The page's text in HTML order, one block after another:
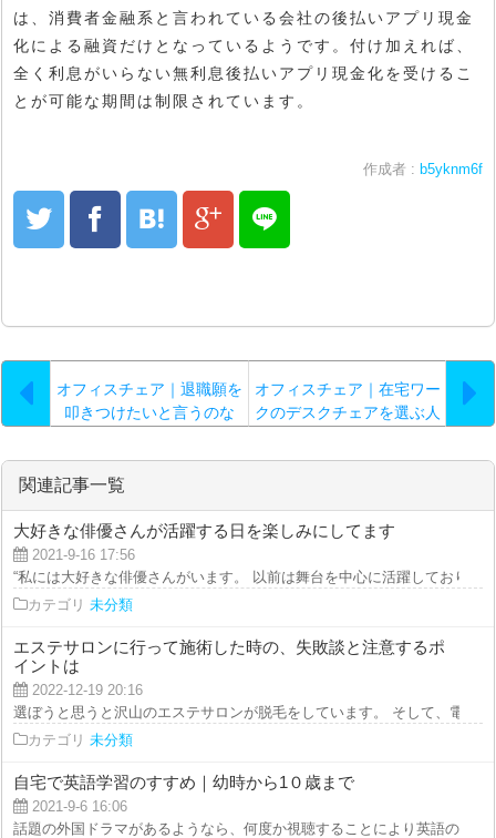
は、消費者金融系と言われている会社の後払いアプリ現金
化による融資だけとなっているようです。付け加えれば、
全く利息がいらない無利息後払いアプリ現金化を受けるこ
とが可能な期間は制限されています。
作成者 : b5yknm6f
オフィスチェア｜退職願を
叩きつけたいと言うのな
オフィスチェア｜在宅ワー
クのデスクチェアを選ぶ人
ら…。
関連記事一覧
大好きな俳優さんが活躍する日を楽しみにしてます
2021-9-16 17:56
“私には大好きな俳優さんがいます。 以前は舞台を中心に活躍しており、...
カテゴリ 未分類
エステサロンに行って施術した時の、失敗談と注意するポ
イントは
2022-12-19 20:16
選ぼうと思うと沢山のエステサロンが脱毛をしています。 そして、電車
カテゴリ 未分類
自宅で英語学習のすすめ｜幼時から1０歳まで
2021-9-6 16:06
話題の外国ドラマがあるようなら、何度か視聴することにより英語のリス